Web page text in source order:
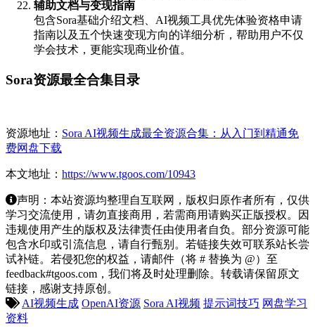
辅助文档与变现指南
包含Sora基础介绍文档、AI视频工具优先体验资格申请
指南以及五个快速变现方向的详细分析，帮助用户不仅
学会技术，更能实现商业价值。
Sora资源最全合集目录
资源地址： Sora AI视频生成最全资源合集：从入门到精通免
费网盘下载
本文地址： https://www.tgoos.com/10943
声明：本站资源均整理自互联网，版权归原作者所有，仅供
学习交流使用，请勿直接商用，若需商用请购买正版授权。因
违规使用产生的版权及法律责任由使用者自负。部分资源可能
包含水印或引流信息，请自行甄别。若链接失效可联系站长尝
试补链。若侵犯您的权益，请邮件（将 # 替换为 @）至
feedback#tgoos.com，我们将及时处理删除。转载请保留原文
链接，感谢支持原创。
AI视频生成 OpenAI资源 Sora AI视频 提示词技巧 网盘学习
资料